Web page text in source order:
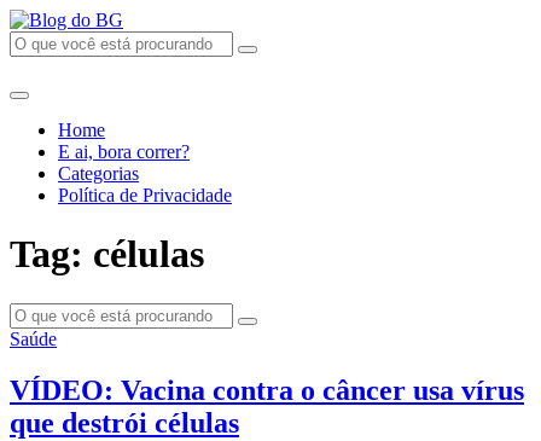
Home
E ai, bora correr?
Categorias
Política de Privacidade
Tag: células
Saúde
VÍDEO: Vacina contra o câncer usa vírus
que destrói células